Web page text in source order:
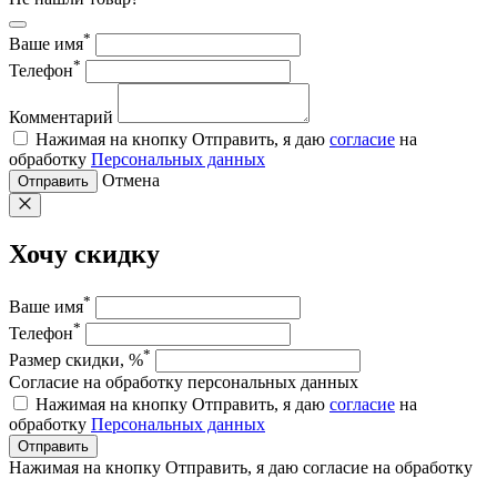
Ваше имя*
Телефон*
Комментарий
Нажимая на кнопку Отправить, я даю согласие на
обработку Персональных данных
Отправить Отмена
Хочу скидку
Ваше имя*
Телефон*
Размер скидки, %*
Согласие на обработку персональных данных
Нажимая на кнопку Отправить, я даю согласие на
обработку Персональных данных
Отправить
Нажимая на кнопку Отправить, я даю согласие на обработку